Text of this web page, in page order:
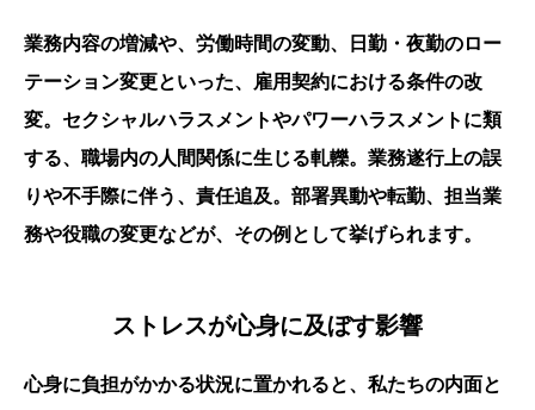
業務内容の増減や、労働時間の変動、日勤・夜勤のロー
テーション変更といった、雇用契約における条件の改
変。セクシャルハラスメントやパワーハラスメントに類
する、職場内の人間関係に生じる軋轢。業務遂行上の誤
りや不手際に伴う、責任追及。部署異動や転勤、担当業
務や役職の変更などが、その例として挙げられます。
ストレスが心身に及ぼす影響
心身に負担がかかる状況に置かれると、私たちの内面と